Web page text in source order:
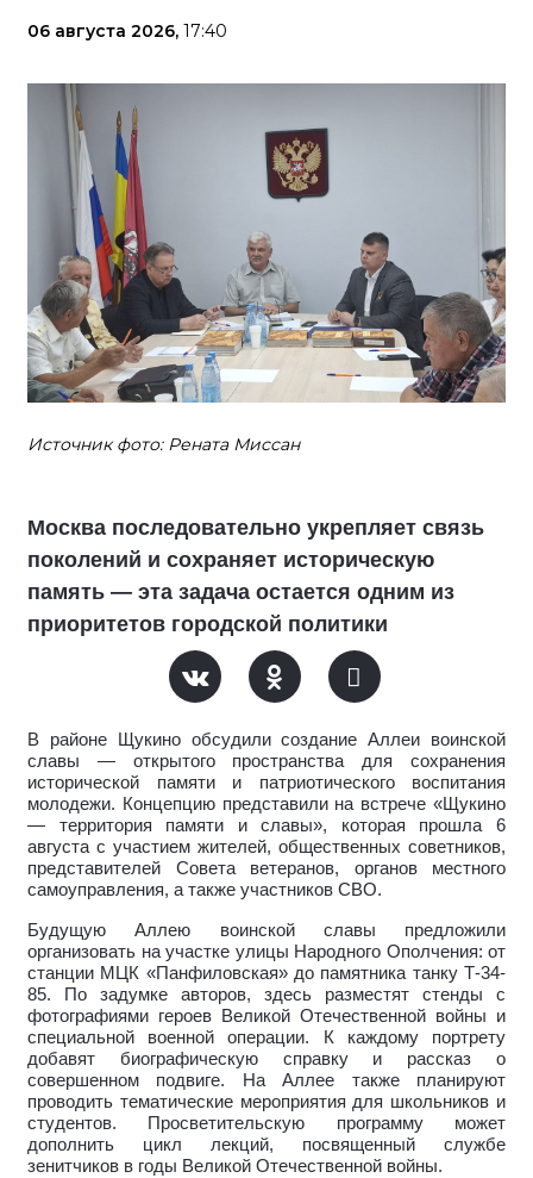
06 августа 2026, 17:40
Источник фото: Рената Миссан
Москва последовательно укрепляет связь
поколений и сохраняет историческую
память — эта задача остается одним из
приоритетов городской политики
В районе Щукино обсудили создание Аллеи воинской
славы — открытого пространства для сохранения
исторической памяти и патриотического воспитания
молодежи. Концепцию представили на встрече «Щукино
— территория памяти и славы», которая прошла 6
августа с участием жителей, общественных советников,
представителей Совета ветеранов, органов местного
самоуправления, а также участников СВО.
Будущую Аллею воинской славы предложили
организовать на участке улицы Народного Ополчения: от
станции МЦК «Панфиловская» до памятника танку Т-34-
85. По задумке авторов, здесь разместят стенды с
фотографиями героев Великой Отечественной войны и
специальной военной операции. К каждому портрету
добавят биографическую справку и рассказ о
совершенном подвиге. На Аллее также планируют
проводить тематические мероприятия для школьников и
студентов. Просветительскую программу может
дополнить цикл лекций, посвященный службе
зенитчиков в годы Великой Отечественной войны.